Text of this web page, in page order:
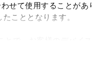
せて使用することが
こととなります。
入力内容のご確認